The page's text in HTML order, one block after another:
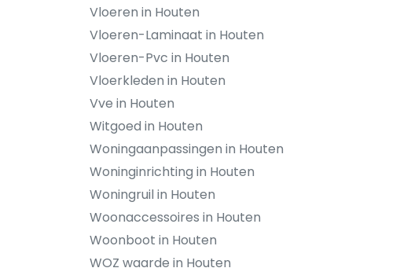
Vloeren in Houten
Vloeren-Laminaat in Houten
Vloeren-Pvc in Houten
Vloerkleden in Houten
Vve in Houten
Witgoed in Houten
Woningaanpassingen in Houten
Woninginrichting in Houten
Woningruil in Houten
Woonaccessoires in Houten
Woonboot in Houten
WOZ waarde in Houten